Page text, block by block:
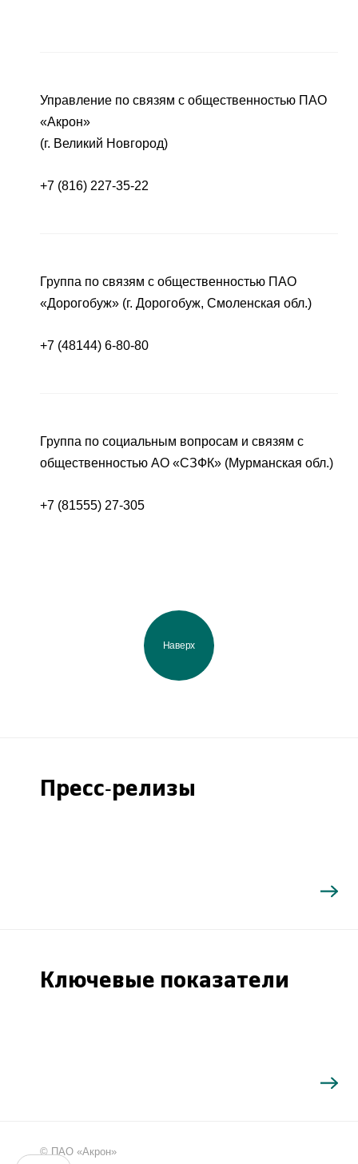
Поиск
Управление по связям с общественностью ПАО
«Акрон»
(г. Великий Новгород)
+7 (816) 227-35-22
Группа по связям с общественностью ПАО
«Дорогобуж» (г. Дорогобуж, Смоленская обл.)
+7 (48144) 6-80-80
Группа по социальным вопросам и связям с
общественностью АО «СЗФК» (Мурманская обл.)
+7 (81555) 27-305
Наверх
Пресс-релизы
Ключевые показатели
© ПАО «Акрон»